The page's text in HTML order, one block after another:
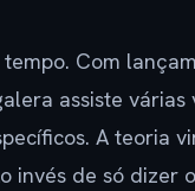
Com
assiste várias
A teoria
invés de só dizer